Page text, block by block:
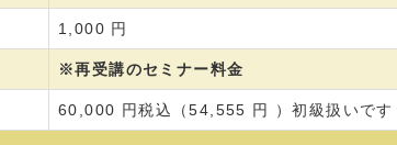
1,000 円
※再受講のセミナー料金
60,000 円税込（54,555 円 ）初級扱いです